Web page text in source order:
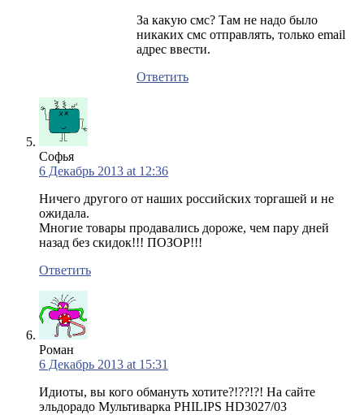
За какую смс? Там не надо было
никаких смс отправлять, только email
адрес ввести.
Ответить
Софья
6 Декабрь 2013 at 12:36
Ничего другого от наших российских торгашей и не
ожидала.
Многие товары продавались дороже, чем пару дней
назад без скидок!!! ПОЗОР!!!
Ответить
Роман
6 Декабрь 2013 at 15:31
Идиоты, вы кого обмануть хотите?!??!?! На сайте
эльдорадо Мультиварка PHILIPS HD3027/03